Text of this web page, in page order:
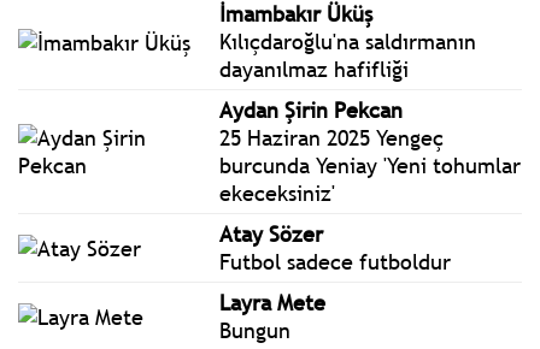
İmambakır Üküş
Kılıçdaroğlu'na saldırmanın
dayanılmaz hafifliği
Aydan Şirin Pekcan
25 Haziran 2025 Yengeç
burcunda Yeniay 'Yeni tohumlar
ekeceksiniz'
Atay Sözer
Futbol sadece futboldur
Layra Mete
Bungun